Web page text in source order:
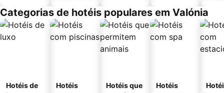
Categorias de hotéis populares em Valónia
Hotéis de
Hotéis
Hotéis que
Hotéis